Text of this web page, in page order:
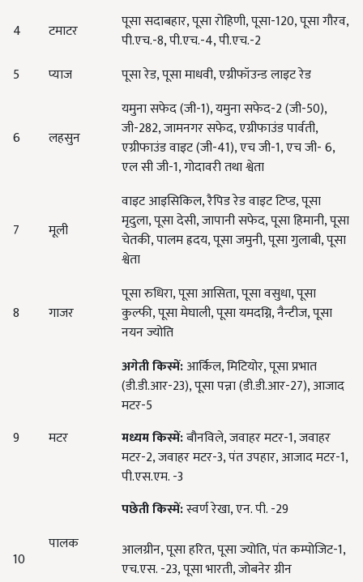
4
टमाटर
पूसा सदाबहार, पूसा रोहिणी, पूसा-120, पूसा गौरव,
पी.एच.-8, पी.एच.-4, पी.एच.-2
5
प्याज पूसा रेड, पूसा माधवी, एग्रीफॉउन्ड लाइट रेड
6 लहसुन
यमुना सफेद (जी-1), यमुना सफेद-2 (जी-50),
जी-282, जामनगर सफेद, एग्रीफाउंड पार्वती,
एग्रीफाउंड वाइट (जी-41), एच जी-1, एच जी- 6,
एल सी जी-1, गोदावरी तथा श्वेता
7 मूली
वाइट आइसिकिल, रैपिड रेड वाइट टिप्ड, पूसा
मृदुला, पूसा देसी, जापानी सफेद, पूसा हिमानी, पूसा
चेतकी, पालम ह्रदय, पूसा जमुनी, पूसा गुलाबी, पूसा
श्वेता
8 गाजर
पूसा रुधिरा, पूसा आसिता, पूसा वसुधा, पूसा
कुल्फी, पूसा मेघाली, पूसा यमदग्नि, नैन्टीज, पूसा
नयन ज्योति
9 मटर
अगेतीकिस्में:आर्किल, मिटियोर, पूसा प्रभात
(डी.डी.आर-23), पूसा पन्ना (डी.डी.आर-27), आजाद
मटर-5
मध्यमकिस्में:बौनविले, जवाहर मटर-1, जवाहर
मटर-2, जवाहर मटर-3, पंत उपहार, आजाद मटर-1,
पी.एस.एम. -3
पछेतीकिस्में:स्वर्ण रेखा, एन. पी. -29
10
पालक
आलग्रीन, पूसा हरित, पूसा ज्योति, पंत कम्पोजिट-1,
एच.एस. -23, पूसा भारती, जोबनेर ग्रीन